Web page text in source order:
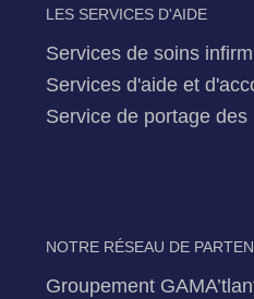
LES SERVICES D'AIDE
Services de soins
Services d'aide et
Service de portage
NOTRE RÉSEAU DE
Groupement